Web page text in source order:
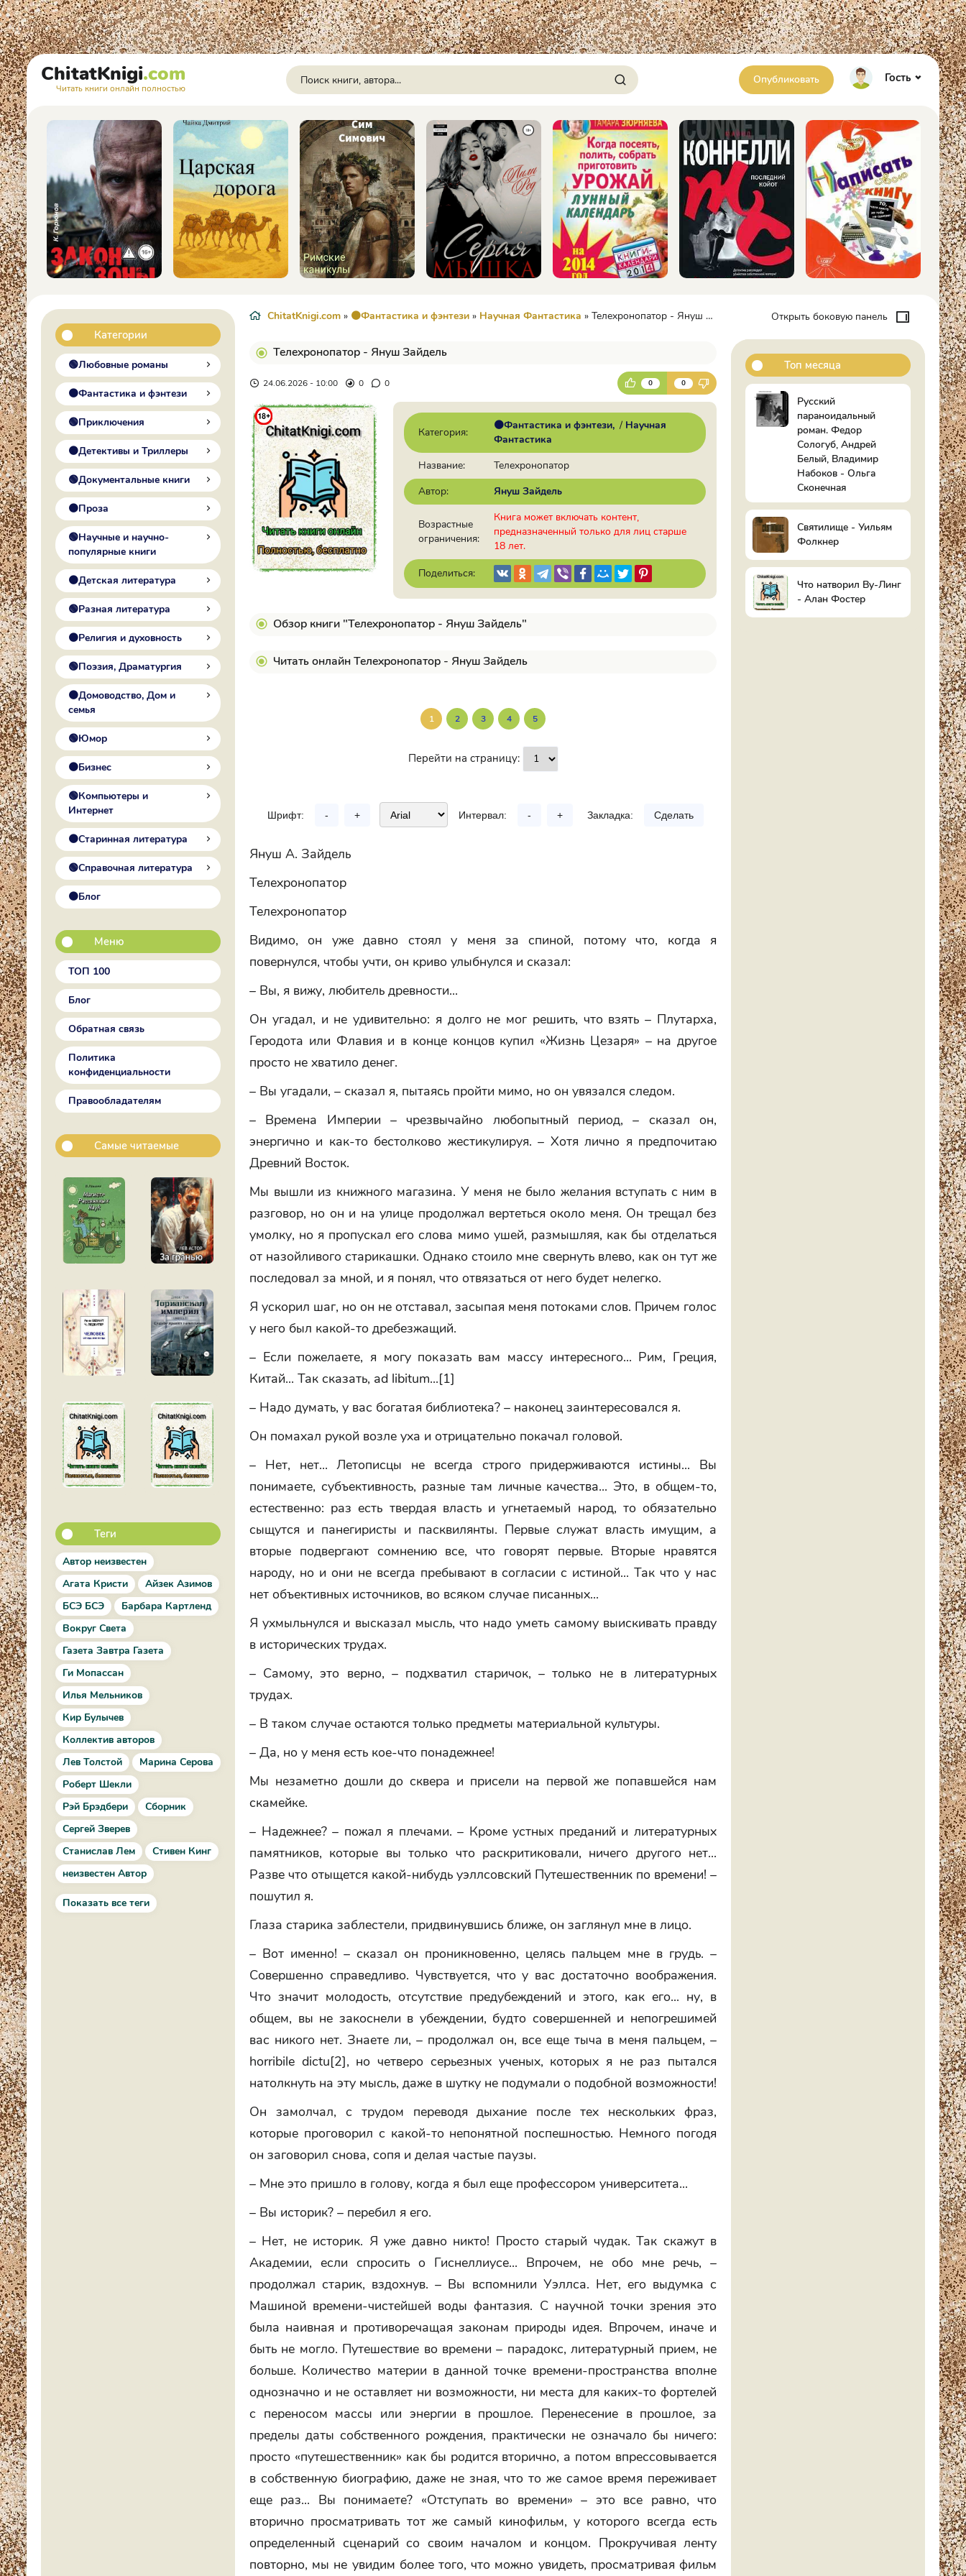
ChitatKnigi.com
Читать книги онлайн полностью
Опубликовать Гость
Категории
🟢Любовные романы
🟠Фантастика и фэнтези
🟢Приключения
🟠Детективы и Триллеры
🟢Документальные книги
🟠Проза
🟢Научные и научно-
популярные книги
🟠Детская литература
🟢Разная литература
🟠Религия и духовность
🟢Поэзия, Драматургия
🟠Домоводство, Дом и
семья
🟢Юмор
🟠Бизнес
🟢Компьютеры и
Интернет
🟠Старинная литература
🟢Справочная литература
🟠Блог
Меню
ТОП 100
Блог
Обратная связь
Политика
конфиденциальности
Правообладателям
Самые читаемые
Теги
Автор неизвестен
Агата Кристи
Айзек Азимов
БСЭ БСЭ
Барбара Картленд
Вокруг Света
Газета Завтра Газета
Ги Мопассан
Илья Мельников
Кир Булычев
Коллектив авторов
Лев Толстой
Марина Серова
Роберт Шекли
Рэй Брэдбери
Сборник
Сергей Зверев
Станислав Лем
Стивен Кинг
неизвестен Автор
Показать все теги
ChitatKnigi.com » 🟠Фантастика и фэнтези » Научная Фантастика » Телехронопатор - Януш Зайдель
Телехронопатор - Януш Зайдель
24.06.2026 - 10:00 0 0 0 0
Категория:
🟠Фантастика и фэнтези / Научная
Фантастика
Название:
Телехронопатор
Автор:
Януш Зайдель
Возрастные
ограничения:
Книга может включать контент,
предназначенный только для лиц старше
18 лет.
Поделиться:
Обзор книги "Телехронопатор - Януш Зайдель"
Читать онлайн Телехронопатор - Януш Зайдель
1 2 3 4 5
Перейти на страницу:
Шрифт: - + Интервал: - + Закладка: Сделать
Януш А. Зайдель
Телехронопатор
Телехронопатор
Видимо, он уже давно стоял у меня за спиной, потому что, когда я
повернулся, чтобы учти, он криво улыбнулся и сказал:
– Вы, я вижу, любитель древности...
Он угадал, и не удивительно: я долго не мог решить, что взять – Плутарха,
Геродота или Флавия и в конце концов купил «Жизнь Цезаря» – на другое
просто не хватило денег.
– Вы угадали, – сказал я, пытаясь пройти мимо, но он увязался следом.
– Времена Империи – чрезвычайно любопытный период, – сказал он,
энергично и как-то бестолково жестикулируя. – Хотя лично я предпочитаю
Древний Восток.
Мы вышли из книжного магазина. У меня не было желания вступать с ним в
разговор, но он и на улице продолжал вертеться около меня. Он трещал без
умолку, но я пропускал его слова мимо ушей, размышляя, как бы отделаться
от назойливого старикашки. Однако стоило мне свернуть влево, как он тут же
последовал за мной, и я понял, что отвязаться от него будет нелегко.
Я ускорил шаг, но он не отставал, засыпая меня потоками слов. Причем голос
у него был какой-то дребезжащий.
– Если пожелаете, я могу показать вам массу интересного... Рим, Греция,
Китай... Так сказать, ad libitum...[1]
– Надо думать, у вас богатая библиотека? – наконец заинтересовался я.
Он помахал рукой возле уха и отрицательно покачал головой.
– Нет, нет... Летописцы не всегда строго придерживаются истины... Вы
понимаете, субъективность, разные там личные качества... Это, в общем-то,
естественно: раз есть твердая власть и угнетаемый народ, то обязательно
сыщутся и панегиристы и пасквилянты. Первые служат власть имущим, а
вторые подвергают сомнению все, что говорят первые. Вторые нравятся
народу, но и они не всегда пребывают в согласии с истиной... Так что у нас
нет объективных источников, во всяком случае писанных...
Я ухмыльнулся и высказал мысль, что надо уметь самому выискивать правду
в исторических трудах.
– Самому, это верно, – подхватил старичок, – только не в литературных
трудах.
– В таком случае остаются только предметы материальной культуры.
– Да, но у меня есть кое-что понадежнее!
Мы незаметно дошли до сквера и присели на первой же попавшейся нам
скамейке.
– Надежнее? – пожал я плечами. – Кроме устных преданий и литературных
памятников, которые вы только что раскритиковали, ничего другого нет...
Разве что отыщется какой-нибудь уэллсовский Путешественник по времени! –
пошутил я.
Глаза старика заблестели, придвинувшись ближе, он заглянул мне в лицо.
– Вот именно! – сказал он проникновенно, целясь пальцем мне в грудь. –
Совершенно справедливо. Чувствуется, что у вас достаточно воображения.
Что значит молодость, отсутствие предубеждений и этого, как его... ну, в
общем, вы не закоснели в убеждении, будто совершенней и непогрешимей
вас никого нет. Знаете ли, – продолжал он, все еще тыча в меня пальцем, –
horribile dictu[2], но четверо серьезных ученых, которых я не раз пытался
натолкнуть на эту мысль, даже в шутку не подумали о подобной возможности!
Он замолчал, с трудом переводя дыхание после тех нескольких фраз,
которые проговорил с какой-то непонятной поспешностью. Немного погодя
он заговорил снова, сопя и делая частые паузы.
– Мне это пришло в голову, когда я был еще профессором университета...
– Вы историк? – перебил я его.
– Нет, не историк. Я уже давно никто! Просто старый чудак. Так скажут в
Академии, если спросить о Гиснеллиусе... Впрочем, не обо мне речь, –
продолжал старик, вздохнув. – Вы вспомнили Уэллса. Нет, его выдумка с
Машиной времени-чистейшей воды фантазия. С научной точки зрения это
была наивная и противоречащая законам природы идея. Впрочем, иначе и
быть не могло. Путешествие во времени – парадокс, литературный прием, не
больше. Количество материи в данной точке времени-пространства вполне
однозначно и не оставляет ни возможности, ни места для каких-то фортелей
с переносом массы или энергии в прошлое. Перенесение в прошлое, за
пределы даты собственного рождения, практически не означало бы ничего:
просто «путешественник» как бы родится вторично, а потом впрессовывается
в собственную биографию, даже не зная, что то же самое время переживает
еще раз... Вы понимаете? «Отступать во времени» – это все равно, что
вторично просматривать тот же самый кинофильм, у которого всегда есть
определенный сценарий со своим началом и концом. Прокручивая ленту
повторно, мы не увидим более того, что можно увидеть, просматривая фильм
Открыть боковую панель
Топ месяца
Русский
параноидальный
роман. Федор
Сологуб, Андрей
Белый, Владимир
Набоков - Ольга
Сконечная
Святилище - Уильям
Фолкнер
Что натворил Ву-Линг
- Алан Фостер